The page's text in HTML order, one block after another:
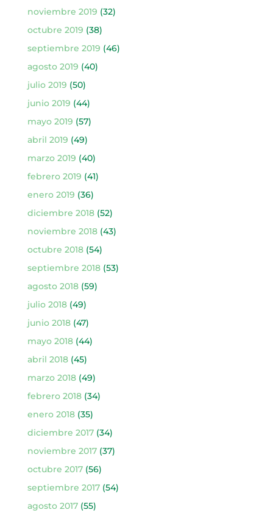
noviembre 2019 (32)
octubre 2019 (38)
septiembre 2019 (46)
agosto 2019 (40)
julio 2019 (50)
junio 2019 (44)
mayo 2019 (57)
abril 2019 (49)
marzo 2019 (40)
febrero 2019 (41)
enero 2019 (36)
diciembre 2018(52)
noviembre 2018(43)
octubre 2018(54)
septiembre 2018(53)
agosto 2018(59)
julio 2018(49)
junio 2018(47)
mayo 2018(44)
abril 2018(45)
marzo 2018(49)
febrero 2018(34)
enero 2018(35)
diciembre 2017(34)
noviembre 2017(37)
octubre 2017(56)
septiembre 2017(54)
agosto 2017(55)